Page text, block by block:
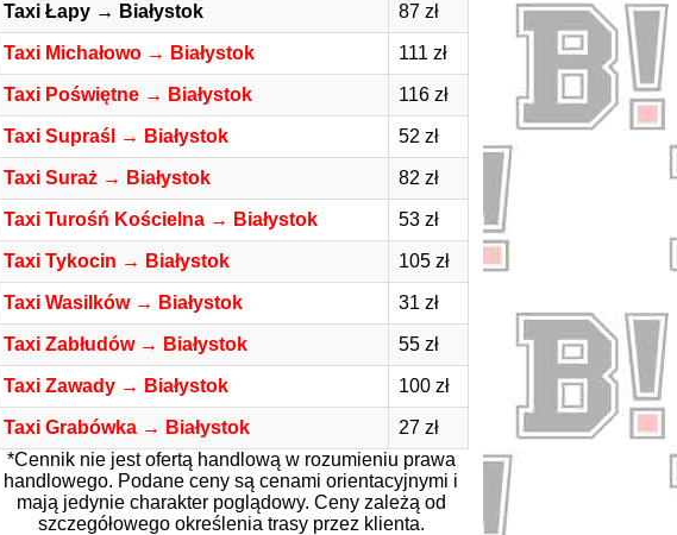
Taxi Łapy → Białystok 87 zł
Taxi Michałowo → Białystok 111 zł
Taxi Poświętne → Białystok 116 zł
Taxi Supraśl → Białystok 52 zł
Taxi Suraż → Białystok 82 zł
Taxi Turośń Kościelna → Białystok 53 zł
Taxi Tykocin → Białystok 105 zł
Taxi Wasilków → Białystok 31 zł
Taxi Zabłudów → Białystok 55 zł
Taxi Zawady → Białystok 100 zł
Taxi Grabówka → Białystok
27 zł
*Cennik nie jest ofertą handlową w rozumieniu prawa
handlowego. Podane ceny są cenami orientacyjnymi i
mają jedynie charakter poglądowy. Ceny zależą od
szczegółowego określenia trasy przez klienta.